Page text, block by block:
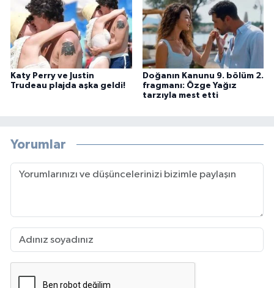
Katy Perry ve Justin
Trudeau plajda aşka geldi!
Doğanın Kanunu 9. bölüm 2.
fragmanı: Özge Yağız
tarzıyla mest etti
Yorumlar